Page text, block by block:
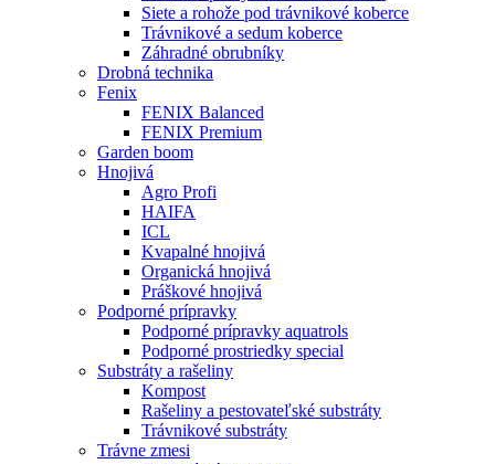
Siete a rohože pod trávnikové koberce
Trávnikové a sedum koberce
Záhradné obrubníky
Drobná technika
Fenix
FENIX Balanced
FENIX Premium
Garden boom
Hnojivá
Agro Profi
HAIFA
ICL
Kvapalné hnojivá
Organická hnojivá
Práškové hnojivá
Podporné prípravky
Podporné prípravky aquatrols
Podporné prostriedky special
Substráty a rašeliny
Kompost
Rašeliny a pestovateľské substráty
Trávnikové substráty
Trávne zmesi